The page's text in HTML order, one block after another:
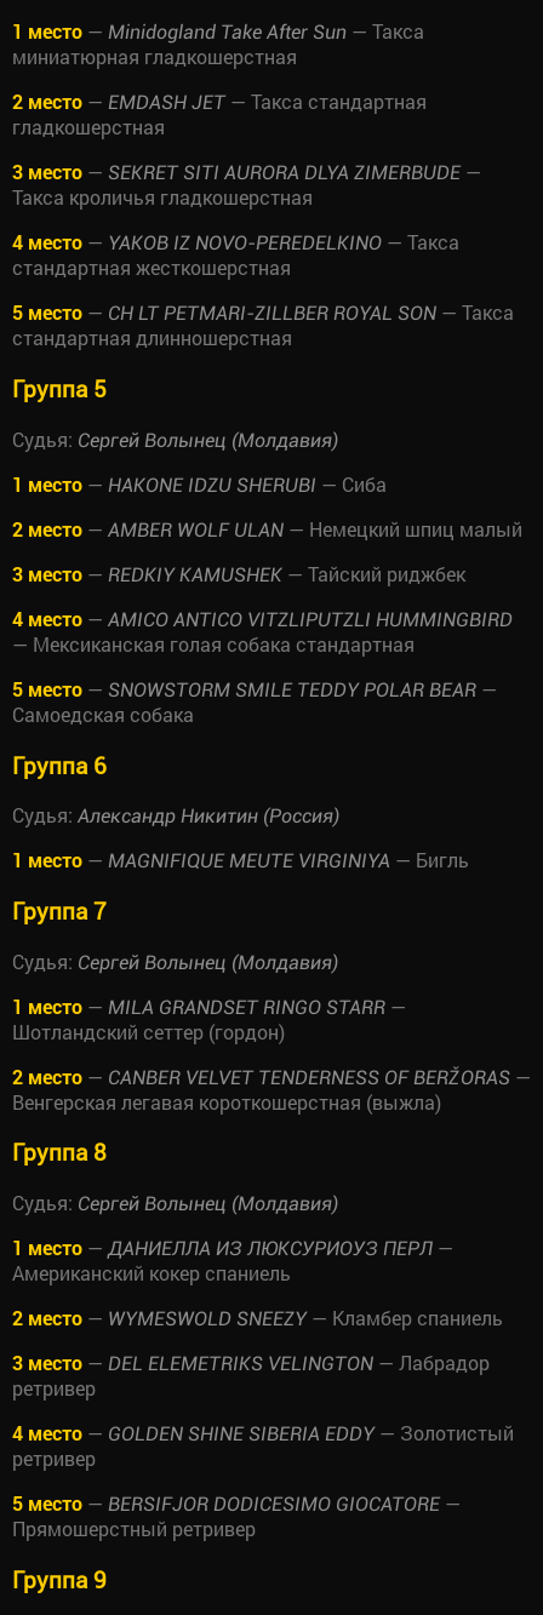
1 место — Minidogland Take After Sun — Такса
миниатюрная гладкошерстная
2 место — EMDASH JET— Такса стандартная
гладкошерстная
3 место — SEKRET SITI AURORA DLYA ZIMERBUDE —
Такса кроличья гладкошерстная
4 место — YAKOB IZ NOVO-PEREDELKINO — Такса
стандартная жесткошерстная
5 место — CH LT PETMARI-ZILLBER ROYAL SON — Такса
стандартная длинношерстная
Группа 5
Судья: Сергей Волынец (Молдавия)
1 место — HAKONE IDZU SHERUBI — Сиба
2 место — AMBER WOLF ULAN — Немецкий шпиц малый
3 место — REDKIY KAMUSHEK — Тайский риджбек
4 место — AMICO ANTICO VITZLIPUTZLI HUMMINGBIRD
— Мексиканская голая собака стандартная
5 место — SNOWSTORM SMILE TEDDY POLAR BEAR —
Самоедская собака
Группа 6
Судья: Александр Никитин (Россия)
1 место — MAGNIFIQUE MEUTE VIRGINIYA — Бигль
Группа 7
Судья: Сергей Волынец (Молдавия)
1 место — MILA GRANDSET RINGO STARR —
Шотландский сеттер (гордон)
2 место — CANBER VELVET TENDERNESS OF BERŽORAS —
Венгерская легавая короткошерстная (выжла)
Группа 8
Судья: Сергей Волынец (Молдавия)
1 место — ДАНИЕЛЛА ИЗ ЛЮКСУРИОУЗ ПЕРЛ —
Американский кокер спаниель
2 место — WYMESWOLD SNEEZY— Кламбер спаниель
3 место — DEL ELEMETRIKS VELINGTON — Лабрадор
ретривер
4 место — GOLDEN SHINE SIBERIA EDDY— Золотистый
ретривер
5 место — BERSIFJOR DODICESIMO GIOCATORE —
Прямошерстный ретривер
Группа 9